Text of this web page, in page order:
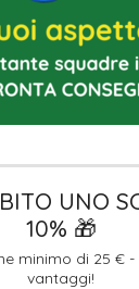
UNO
10% 🎁
minimo di 25 € -
vantaggi!